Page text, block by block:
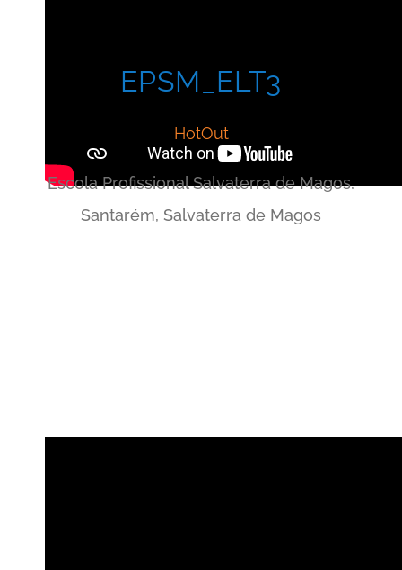
EPSM_ELT3
HotOut
Escola Profissional Salvaterra de Magos,
Santarém, Salvaterra de Magos